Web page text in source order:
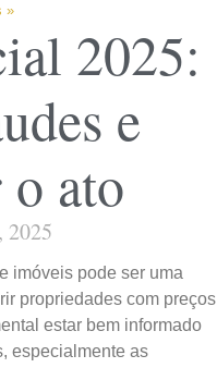
»
2025:
e
o ato
2025
imóveis pode ser uma
propriedades com preços
estar bem informado
especialmente as